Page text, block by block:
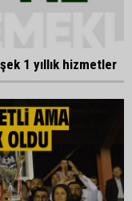
1 yıllık hizmetler